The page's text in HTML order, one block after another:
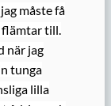
måste få
flämtar till.
när jag
tunga
lilla